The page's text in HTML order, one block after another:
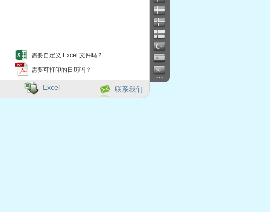
需要自定义 Excel 文件吗？
需要可打印的日历吗？ ...
联系我们
Excel